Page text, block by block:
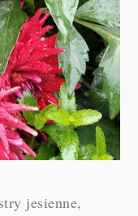
jesienne,